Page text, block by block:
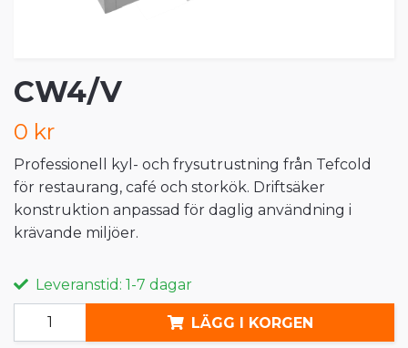
CW4/V
0 kr
Professionell kyl- och frysutrustning från Tefcold
för restaurang, café och storkök. Driftsäker
konstruktion anpassad för daglig användning i
krävande miljöer.
Leveranstid: 1-7 dagar
LÄGG I KORGEN